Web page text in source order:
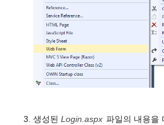
생성된 Login.aspx 파일의 내용을